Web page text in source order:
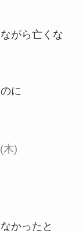
がら亡くな
に
木)
かったと